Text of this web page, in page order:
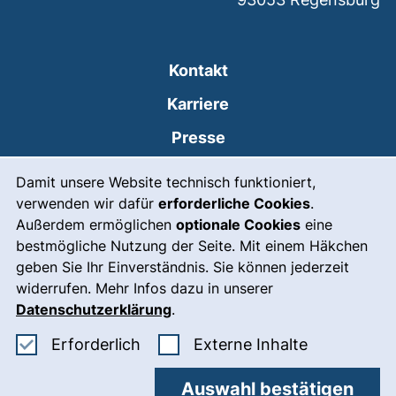
Damit unsere Website technisch funktioniert,
verwenden wir dafür erforderliche Cookies.
Außerdem ermöglichen optionale Cookies eine
bestmögliche Nutzung der Seite. Mit einem Häkchen
geben Sie Ihr Einverständnis. Sie können jederzeit
widerrufen. Mehr Infos dazu in unserer
Datenschutzerklärung.
Erforderlich Erforderliche Cookies akzeptieren
Externe Inhalte: Externe
Auswahl bestätigen
Kontakt
Karriere
Presse
Leichte Sprache
Gebärdensprache
Notfall(externer Link, öffnet
Impressum
Barrierefreiheit
Datenschutz